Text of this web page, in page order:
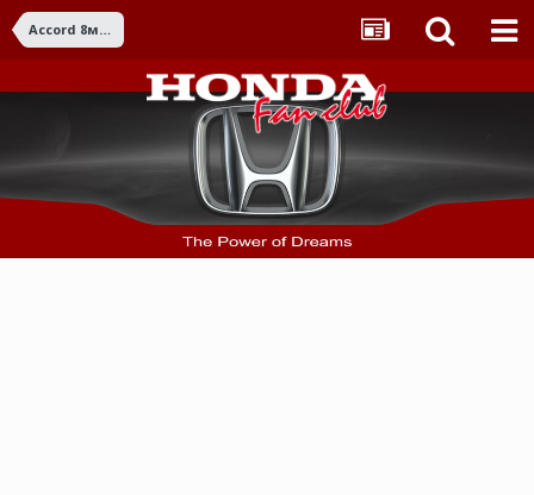
Accord 8ма ген. (2008-2015)